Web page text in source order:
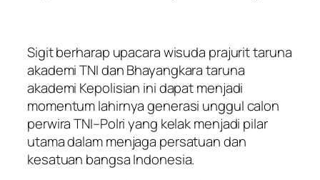
Sigit berharap upacara wisuda prajurit taruna
akademi TNI dan Bhayangkara taruna
akademi Kepolisian ini dapat menjadi
momentum lahirnya generasi unggul calon
perwira TNI–Polri yang kelak menjadi pilar
utama dalam menjaga persatuan dan
kesatuan bangsa Indonesia.